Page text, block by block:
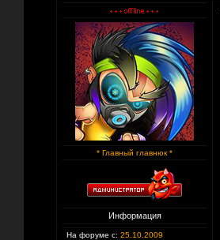
* Главный главнюк *
Информация
На форуме с: 25.10.2009